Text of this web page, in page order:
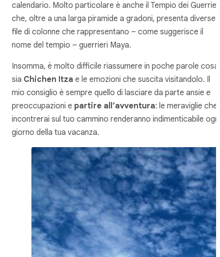
calendario. Molto particolare è anche il Tempio dei
che, oltre a una larga piramide a gradoni, presenta diverse
file di colonne che rappresentano – come suggerisce il
nome del tempio – guerrieri Maya.
Insomma, è molto difficile riassumere in poche parole cosa
sia Chichen Itza e le emozioni che suscita visitandolo. Il
mio consiglio è sempre quello di lasciare da parte ansie e
preoccupazioni e partire all’avventura: le meraviglie che
incontrerai sul tuo cammino renderanno indimenticabile ogni
giorno della tua vacanza.